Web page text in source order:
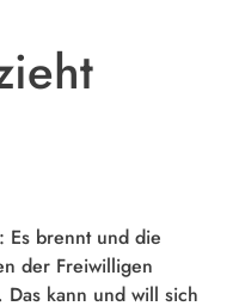
Es brennt und die
der Freiwilligen
kann und will sich